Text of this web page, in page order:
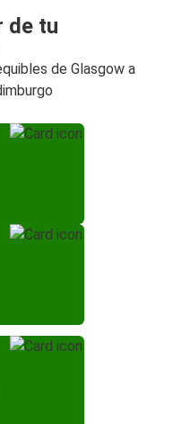
de tu
de Glasgow a